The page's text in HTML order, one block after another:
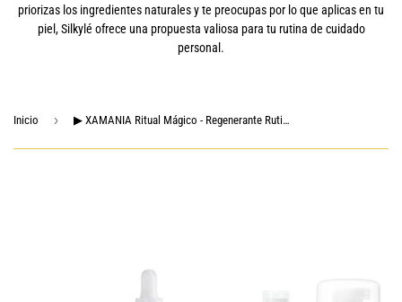
priorizas los ingredientes naturales y te preocupas por lo que aplicas en tu
piel, Silkylé ofrece una propuesta valiosa para tu rutina de cuidado
personal.
Inicio › ▶ XAMANIA Ritual Mágico - Regenerante Rutina 6 pasos